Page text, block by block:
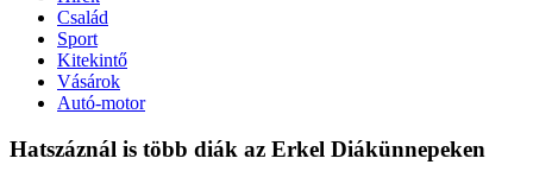
Család
Sport
Kitekintő
Vásárok
Autó-motor
Hatszáznál is több diák az Erkel Diákünnepeken